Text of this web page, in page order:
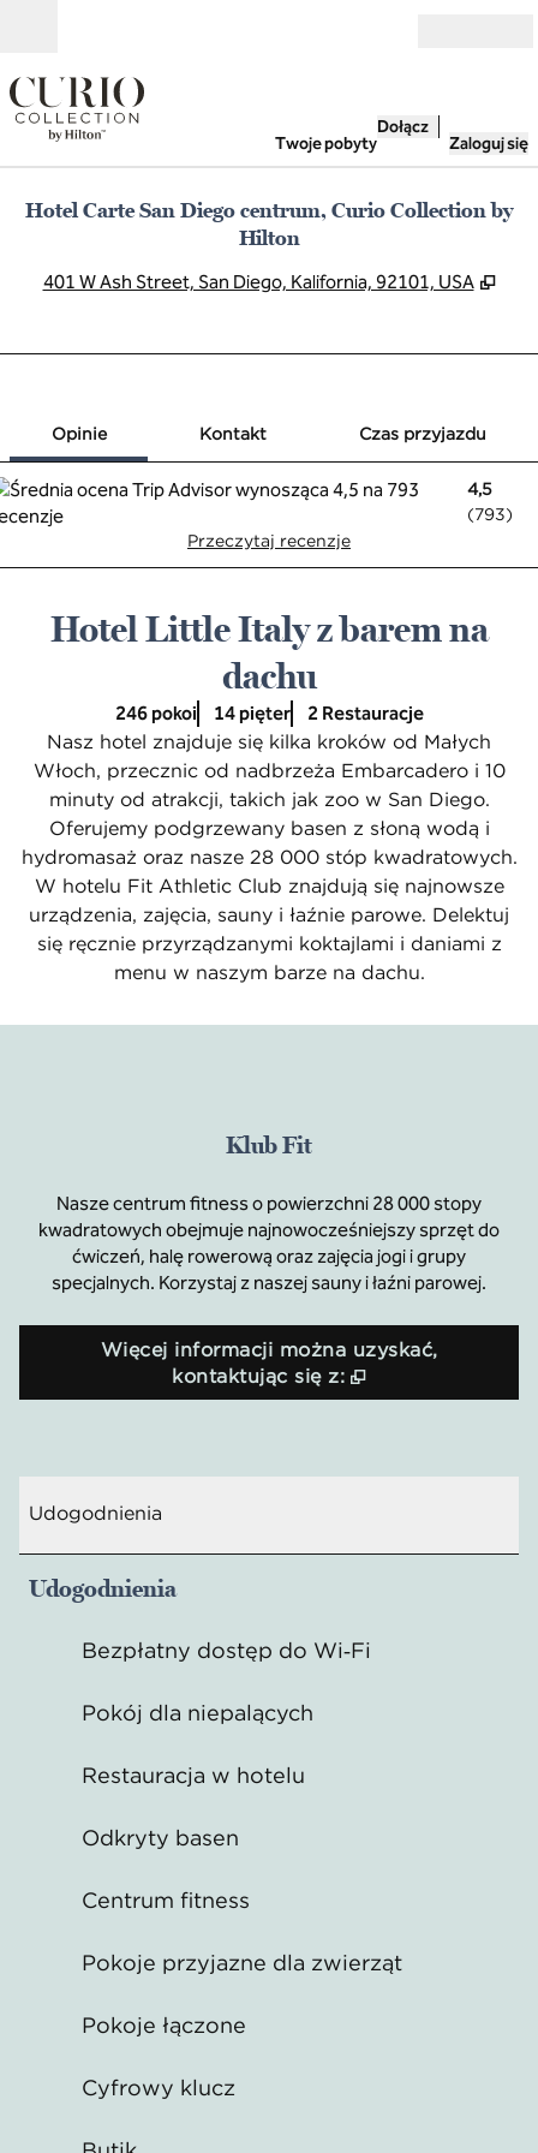
Twoje pobyty
Dołącz
Zaloguj się
Hotel Carte San Diego centrum, Curio Collection by
Hilton
401 W Ash Street, San Diego, Kalifornia, 92101, USA ,
Opinie Kontakt
Czas przyjazdu
4,5
(793)
Przeczytaj recenzje
Hotel Little Italy z barem na
dachu
246 pokoi 14 pięter 2 Restauracje
Nasz hotel znajduje się kilka kroków od Małych
Włoch, przecznic od nadbrzeża Embarcadero i 10
minuty od atrakcji, takich jak zoo w San Diego.
Oferujemy podgrzewany basen z słoną wodą i
hydromasaż oraz nasze 28 000 stóp kwadratowych.
W hotelu Fit Athletic Club znajdują się najnowsze
urządzenia, zajęcia, sauny i łaźnie parowe. Delektuj
się ręcznie przyrządzanymi koktajlami i daniami z
menu w naszym barze na dachu.
Klub Fit
Nasze centrum fitness o powierzchni 28 000 stopy
kwadratowych obejmuje najnowocześniejszy sprzęt do
ćwiczeń, halę rowerową oraz zajęcia jogi i grupy
specjalnych. Korzystaj z naszej sauny i łaźni parowej.
Więcej informacji można uzyskać,
kontaktując się z:
,
Udogodnienia
Udogodnienia
Bezpłatny dostęp do Wi‑Fi
Pokój dla niepalących
Restauracja w hotelu
Odkryty basen
Centrum fitness
Pokoje przyjazne dla zwierząt
Pokoje łączone
Cyfrowy klucz